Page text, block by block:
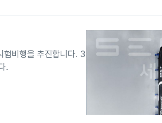
험비행을 추진합니다. 3
.